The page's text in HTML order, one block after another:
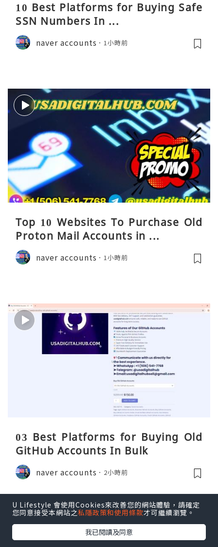
10 Best Platforms for Buying Safe
SSN Numbers In ...
naver accounts 1小時前
Top 10 Websites To Purchase Old
Proton Mail Accounts in ...
naver accounts 1小時前
03 Best Platforms for Buying Old
GitHub Accounts In Bulk
naver accounts 2小時前
U Lifestyle 會使用Cookies來改善您的網站體驗，請確定
您同意接受本網站之私隱政策和使用條款才可繼續瀏覽。
我已閱讀及同意